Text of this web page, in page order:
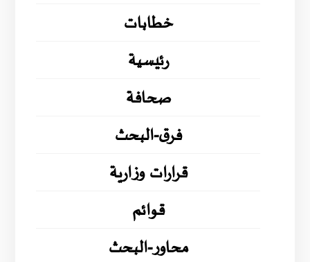
خطابات
رئيسية
صحافة
فرق-البحث
قرارات وزارية
قوائم
محاور-البحث